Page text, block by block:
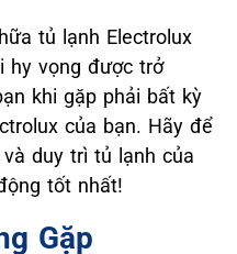
tủ lạnh Electrolux
hy vọng được trở
khi gặp phải bất kỳ
của bạn. Hãy để
duy trì tủ lạnh của
tốt nhất!
Gặp